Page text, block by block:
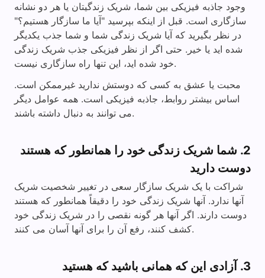
وجود جاذبه فیزیکی بین شما، شریک زندگیتان یا هر دو نشانه
سازگاری است. قبل از اینکه بپرسید "آیا ما سازگار هستیم؟"
در نظر بگیرید که آیا شریک زندگی شما و شما جذب یکدیگر
شده اید یا خیر. حتی اگر از نظر فیزیکی جذب شریک زندگی
خود شده اید، این تنها راه سازگاری نیست.
محبت یا عشق به کسی که دوستش ندارید غیرممکن است.
اساس بیشتر روابط، جاذبه فیزیکی است. همه عوامل دیگر
می توانند به دنبال داشته باشند.
2. شما شریک زندگی خود را همانطور که هستند
دوست دارید
شراکت با یک شریک سازگار سعی در تغییر شخصیت شریک
آنها ندارد. آنها شریک زندگی خود را دقیقاً همانطور که هستند
دوست دارند. اگر آنها هر گونه نقصی را در شریک زندگی خود
کشف کنند، رفع آن را برای آنها آسان می کنند.
3. آزادی این که همانی باشید که هستید